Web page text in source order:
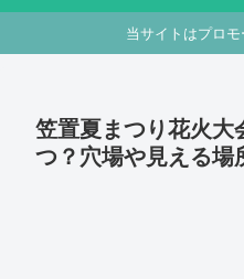
当サイトはプロ
笠置夏まつり花火大
つ？穴場や見える場